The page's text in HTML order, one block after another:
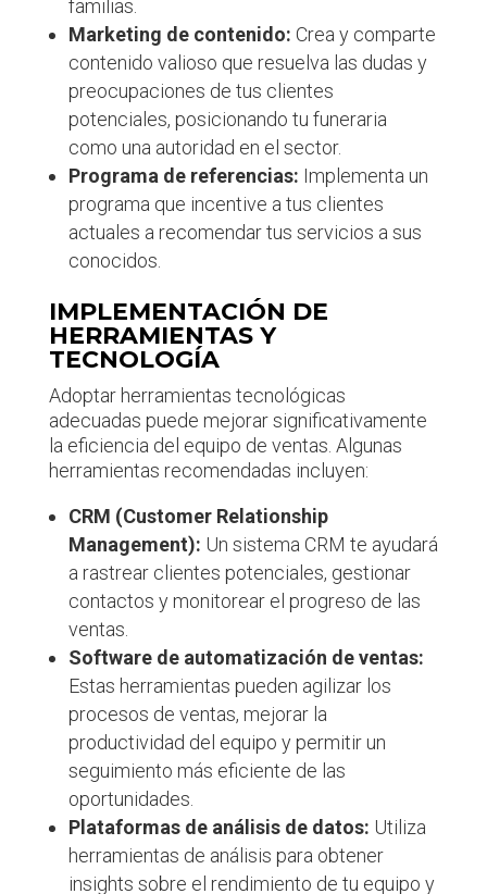
familias.
Marketing de contenido: Crea y comparte
contenido valioso que resuelva las dudas y
preocupaciones de tus clientes
potenciales, posicionando tu funeraria
como una autoridad en el sector.
Programa de referencias: Implementa un
programa que incentive a tus clientes
actuales a recomendar tus servicios a sus
conocidos.
IMPLEMENTACIÓN DE
HERRAMIENTAS Y
TECNOLOGÍA
Adoptar herramientas tecnológicas
adecuadas puede mejorar significativamente
la eficiencia del equipo de ventas. Algunas
herramientas recomendadas incluyen:
CRM (Customer Relationship
Management): Un sistema CRM te ayudará
a rastrear clientes potenciales, gestionar
contactos y monitorear el progreso de las
ventas.
Software de automatización de ventas:
Estas herramientas pueden agilizar los
procesos de ventas, mejorar la
productividad del equipo y permitir un
seguimiento más eficiente de las
oportunidades.
Plataformas de análisis de datos: Utiliza
herramientas de análisis para obtener
insights sobre el rendimiento de tu equipo y